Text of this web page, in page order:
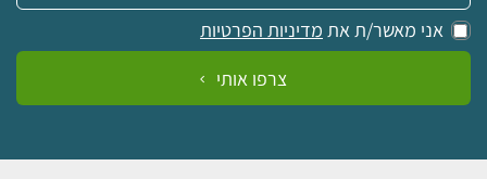
אני מאשר/ת את מדיניות הפרטיות
צרפו אותי